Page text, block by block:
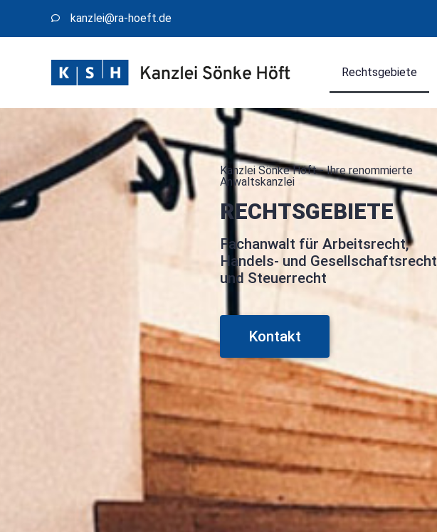
kanzlei@​ra-hoeft.de
Rechtsgebiete
Kanzlei Sönke Höft - Ihre renommierte
Anwaltskanzlei
RECHTSGEBIETE
Fachanwalt für Arbeitsrecht,
Handels- und Gesellschaftsrecht
und Steuerrecht
Kontakt